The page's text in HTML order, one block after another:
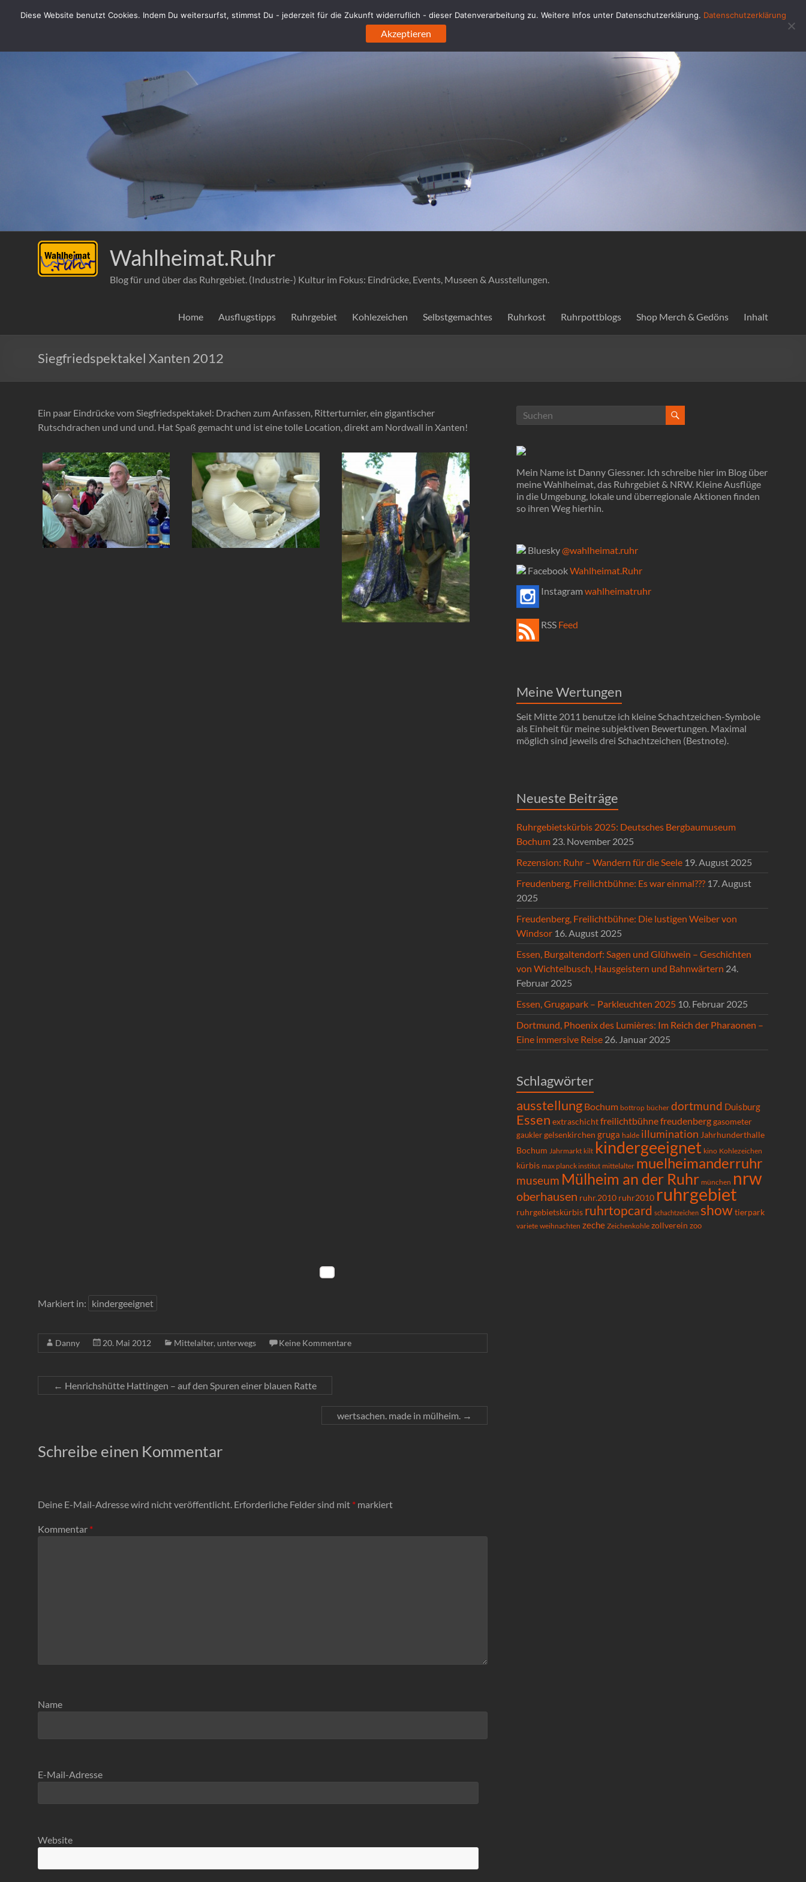
Inhalt
Wahlheimat.Ruhr
Blog für und über das Ruhrgebiet. (Industrie-) Kultur im Fokus: Eindrücke, Events, Museen & Ausstellungen.
Home Ausflugstipps Ruhrgebiet Kohlezeichen Selbstgemachtes Ruhrkost Ruhrpottblogs Shop Merch & Gedöns Inhalt
Siegfriedspektakel Xanten 2012
Ein paar Eindrücke vom Siegfriedspektakel: Drachen zum Anfassen, Ritterturnier, ein gigantischer
Rutschdrachen und und und. Hat Spaß gemacht und ist eine tolle Location, direkt am Nordwall in Xanten!
Markiert in: kindergeeignet
Danny 20. Mai 2012 Mittelalter, unterwegs Keine Kommentare
← Henrichshütte Hattingen – auf den Spuren einer blauen Ratte
wertsachen. made in mülheim. →
Schreibe einen Kommentar
Deine E-Mail-Adresse wird nicht veröffentlicht. Erforderliche Felder sind mit * markiert
Kommentar *
Name
E-Mail-Adresse
Website
Mein Name ist Danny Giessner. Ich schreibe hier im Blog über
meine Wahlheimat, das Ruhrgebiet & NRW. Kleine Ausflüge
in die Umgebung, lokale und überregionale Aktionen finden
so ihren Weg hierhin.
Bluesky@wahlheimat.ruhr
FacebookWahlheimat.Ruhr
Instagram wahlheimatruhr
RSS Feed
Meine Wertungen
Seit Mitte 2011 benutze ich kleine Schachtzeichen-Symbole
als Einheit für meine subjektiven Bewertungen. Maximal
möglich sind jeweils drei Schachtzeichen (Bestnote).
Neueste Beiträge
Ruhrgebietskürbis 2025: Deutsches Bergbaumuseum
Bochum 23. November 2025
Rezension: Ruhr – Wandern für die Seele 19. August 2025
Freudenberg, Freilichtbühne: Es war einmal??? 17. August
2025
Freudenberg, Freilichtbühne: Die lustigen Weiber von
Windsor 16. August 2025
Essen, Burgaltendorf: Sagen und Glühwein – Geschichten
von Wichtelbusch, Hausgeistern und Bahnwärtern 24.
Februar 2025
Essen, Grugapark – Parkleuchten 2025 10. Februar 2025
Dortmund, Phoenix des Lumières: Im Reich der Pharaonen –
Eine immersive Reise 26. Januar 2025
Schlagwörter
ausstellung Bochum bottrop bücher dortmund Duisburg
Essen extraschichtfreilichtbühnefreudenberggasometer
gauklergelsenkirchen gruga halde illumination Jahrhunderthalle
Bochum Jahrmarkt kilt kindergeeignet kino Kohlezeichen
kürbis max planck institut mittelalter muelheimanderruhr
museum Mülheim an der Ruhr münchen nrw
oberhausen ruhr.2010 ruhr2010 ruhrgebiet
ruhrgebietskürbis ruhrtopcard schachtzeichen showtierpark
variete weihnachten zeche Zeichenkohle zollverein zoo
Diese Website benutzt Cookies. Indem Du weitersurfst, stimmst Du - jederzeit für die Zukunft widerruflich - dieser Datenverarbeitung zu. Weitere Infos unter Datenschutzerklärung. Datenschutzerklärung
Akzeptieren